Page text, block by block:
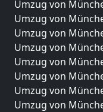
Umzug von
Umzug von
Umzug von
Umzug von
Umzug von
Umzug von
Umzug von
Umzug von